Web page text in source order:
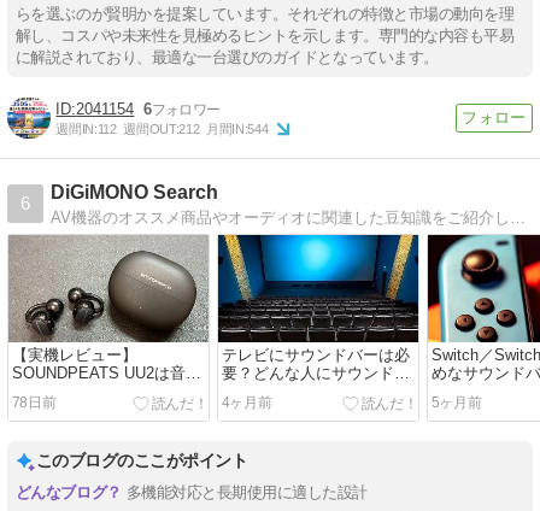
らを選ぶのが賢明かを提案しています。それぞれの特徴と市場の動向を理
解し、コスパや未来性を見極めるヒントを示します。専門的な内容も平易
に解説されており、最適な一台選びのガイドとなっています。
2041154 6
週間IN:112 週間OUT:212 月間IN:544
6
DiGiMONO Search
AV機器のオススメ商品やオーディオに関連した豆知識をご紹介します。
【実機レビュー】
SOUNDPEATS UU2は音漏
れする？40時間使い倒した
本音評価！重低音イヤーカ
78日前
テレビにサウンドバーは必
要？どんな人にサウンドバ
ーはおすすめ？
4ヶ月前
Switch／
めなサウンド
れ！機器との
介。
5ヶ月前
このブログのここがポイント
多機能対応と長期使用に適した設計